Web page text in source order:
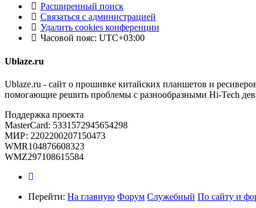
Расширенный поиск
Связаться с администрацией
Удалить cookies конференции
Часовой пояс: UTC+03:00
Ublaze.ru
Ublaze.ru - сайт о прошивке китайских планшетов и
помогающие решить проблемы с разнообразными Hi-Tech
Поддержка проекта
MasterCard: 5331572945654298
МИР: 2202200207150473
WMR104876608323
WMZ297108615584
Перейти: На главную Форум Служебный По сайту и